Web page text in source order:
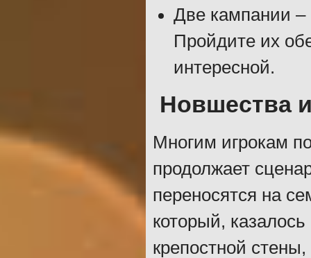
Две кампании –
Пройдите их
интересной.
Новшества
Многим игрокам
продолжает
переносятся на
который,
крепостной